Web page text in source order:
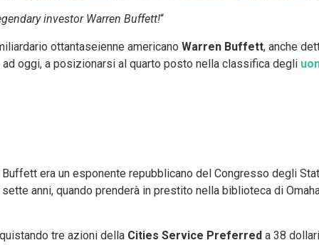
investor Warren Buffett!“
ottantaseienne americano Warren Buffett, anche
ad oggi, a posizionarsi al quarto posto nella classifica degli
era un esponente repubblicano del Congresso degli
anni, quando prenderà in prestito nella biblioteca di
tre azioni della Cities Service Preferred a 38 dollari